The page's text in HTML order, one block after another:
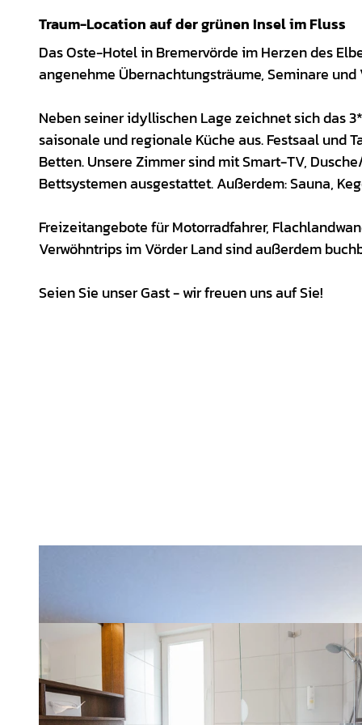
Traum-Location auf der grünen Insel im Fluss
Das Oste-Hotel in Bremervörde im Herzen des
angenehme Übernachtungsträume, Seminare
Neben seiner idyllischen Lage zeichnet sich das
saisonale und regionale Küche aus. Festsaal und
Betten. Unsere Zimmer sind mit Smart-TV,
Bettsystemen ausgestattet. Außerdem: Sauna,
Freizeitangebote für Motorradfahrer,
Verwöhntrips im Vörder Land sind außerdem
Seien Sie unser Gast - wir freuen uns auf Sie!